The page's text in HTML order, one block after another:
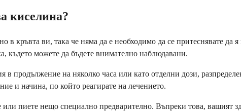
киселина?
кръвта ви, така че няма да е необходимо да се притеснявате да
където можете да бъдете внимателно наблюдавани.
в продължение на няколко часа или като отделни дози,
и начина, по който реагирате на лечението.
или пиете нещо специално предварително. Въпреки това, вашият